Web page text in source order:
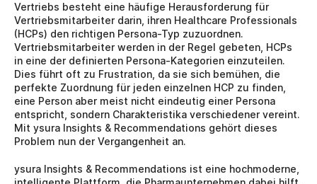
Vertriebs besteht eine häufige Herausforderung für
Vertriebsmitarbeiter darin, ihren Healthcare Professionals
(HCPs) den richtigen Persona-Typ zuzuordnen.
Vertriebsmitarbeiter werden in der Regel gebeten, HCPs
in eine der definierten Persona-Kategorien einzuteilen.
Dies führt oft zu Frustration, da sie sich bemühen, die
perfekte Zuordnung für jeden einzelnen HCP zu finden,
eine Person aber meist nicht eindeutig einer Persona
entspricht, sondern Charakteristika verschiedener vereint.
Mit ysura Insights & Recommendations gehört dieses
Problem nun der Vergangenheit an.
ysura Insights & Recommendations ist eine hochmoderne,